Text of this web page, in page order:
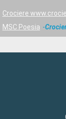
Crociere
MSC Poesia